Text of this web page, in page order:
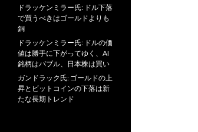
ドラッケンミラー氏: ドル下落
で買うべきはゴールドよりも
銅
ドラッケンミラー氏: ドルの価
値は勝手に下がってゆく、AI
銘柄はバブル、日本株は買い
ガンドラック氏: ゴールドの上
昇とビットコインの下落は新
たな長期トレンド